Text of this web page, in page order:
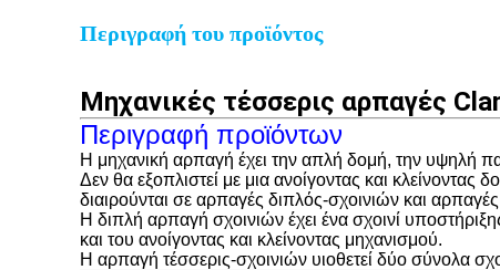
Περιγραφή του προϊόντος
Μηχανικές τέσσερις αρπαγές
Περιγραφή προϊόντων
Η μηχανική αρπαγή έχει την απλή δομή, την υψηλή
Δεν θα εξοπλιστεί με μια ανοίγοντας και
διαιρούνται σε αρπαγές διπλός-σχοινιών και
Η διπλή αρπαγή σχοινιών έχει ένα σχοινί
και του ανοίγοντας και κλείνοντας μηχανισμού.
Η αρπαγή τέσσερις-σχοινιών υιοθετεί δύο σύνολα